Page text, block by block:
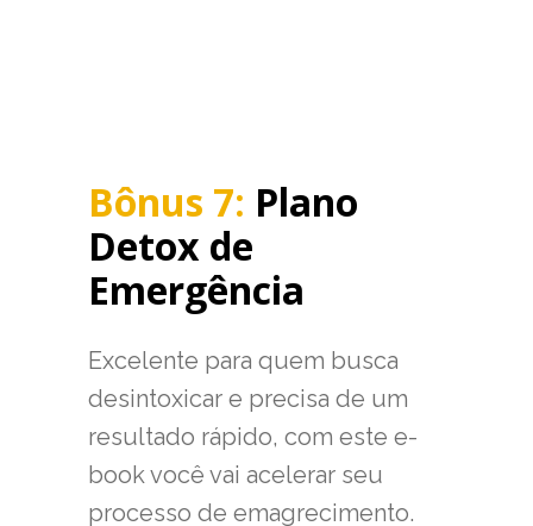
Bônus 7: Plano
Detox de
Emergência
Excelente para quem busca
desintoxicar e precisa de um
resultado rápido, com este e-
book você vai acelerar seu
processo de emagrecimento.